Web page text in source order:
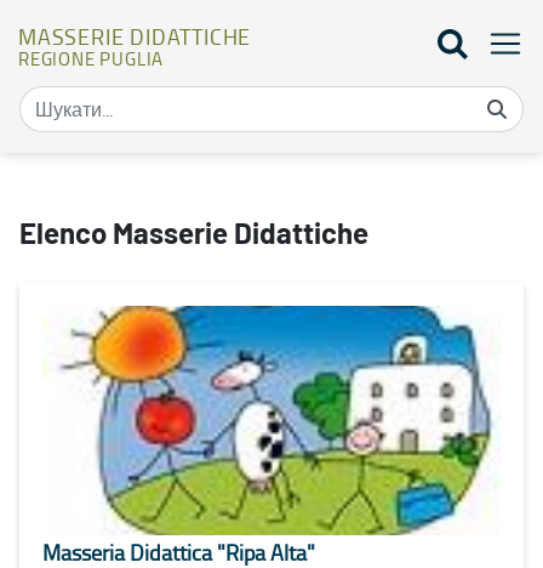
MASSERIE DIDATTICHE
REGIONE PUGLIA
Elenco Masserie Didattiche
Masseria Didattica "Ripa Alta"